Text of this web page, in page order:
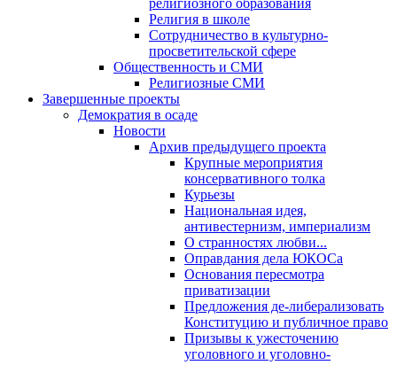
религиозного образования
Религия в школе
Сотрудничество в культурно-
просветительской сфере
Общественность и СМИ
Религиозные СМИ
Завершенные проекты
Демократия в осаде
Новости
Архив предыдущего проекта
Крупные мероприятия
консервативного толка
Курьезы
Национальная идея,
антивестернизм, империализм
О странностях любви...
Оправдания дела ЮКОСа
Основания пересмотра
приватизации
Предложения де-либерализовать
Конституцию и публичное право
Призывы к ужесточению
уголовного и уголовно-